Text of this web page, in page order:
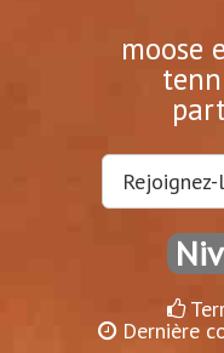
moose
Dernière